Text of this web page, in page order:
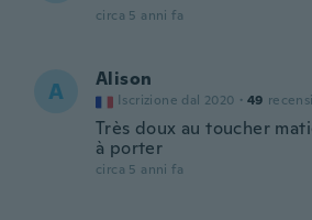
circa 5 anni fa
A Alison
Iscrizione dal 2020 · 49
Très doux au toucher
à porter
circa 5 anni fa